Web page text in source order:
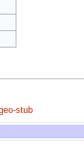
stub